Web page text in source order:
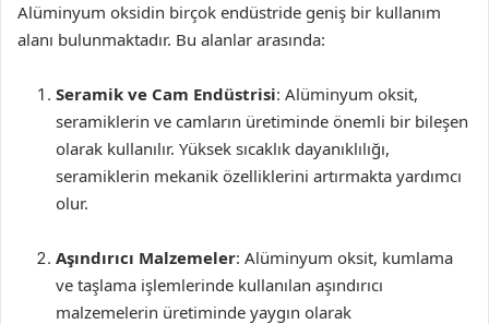
Alüminyum oksidin birçok endüstride geniş bir kullanım
alanı bulunmaktadır. Bu alanlar arasında:
Seramik ve Cam Endüstrisi: Alüminyum oksit,
seramiklerin ve camların üretiminde önemli bir bileşen
olarak kullanılır. Yüksek sıcaklık dayanıklılığı,
seramiklerin mekanik özelliklerini artırmakta yardımcı
olur.
Aşındırıcı Malzemeler: Alüminyum oksit, kumlama
ve taşlama işlemlerinde kullanılan aşındırıcı
malzemelerin üretiminde yaygın olarak